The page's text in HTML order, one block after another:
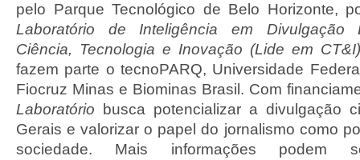
pelo Parque Tecnológico de Belo Horizonte,
Laboratório de Inteligência em Divulgação
Ciência, Tecnologia e Inovação (Lide em CT&I)
fazem parte o tecnoPARQ, Universidade
Fiocruz Minas e Biominas Brasil. Com
Laboratório
busca potencializar a divulgação
Gerais e valorizar o papel do jornalismo como
sociedade. Mais informações podem